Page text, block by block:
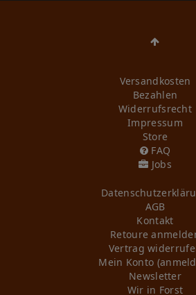
Versandkosten
Bezahlen
Widerrufs­recht
Impressum
Store
FAQ
Jobs
AGB
Kontakt
Retoure
Vertrag
Mein Konto
Newsletter
Wir in Forst